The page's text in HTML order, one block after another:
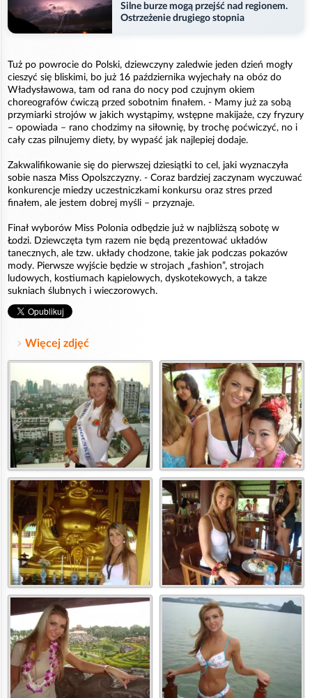
Silne burze mogą przejść nad regionem.
Ostrzeżenie drugiego stopnia
Tuż po powrocie do Polski, dziewczyny zaledwie jeden dzień mogły
cieszyć się bliskimi, bo już 16 października wyjechały na obóz do
Władysławowa, tam od rana do nocy pod czujnym okiem
choreografów ćwiczą przed sobotnim finałem. - Mamy już za sobą
przymiarki strojów w jakich wystąpimy, wstępne makijaże, czy fryzury
– opowiada – rano chodzimy na siłownię, by trochę poćwiczyć, no i
cały czas pilnujemy diety, by wypaść jak najlepiej dodaje.
Zakwalifikowanie się do pierwszej dziesiątki to cel, jaki wyznaczyła
sobie nasza Miss Opolszczyzny. - Coraz bardziej zaczynam wyczuwać
konkurencje miedzy uczestniczkami konkursu oraz stres przed
finałem, ale jestem dobrej myśli – przyznaje.
Finał wyborów Miss Polonia odbędzie już w najbliższą sobotę w
Łodzi. Dziewczęta tym razem nie będą prezentować układów
tanecznych, ale tzw. układy chodzone, takie jak podczas pokazów
mody. Pierwsze wyjście będzie w strojach „fashion”, strojach
ludowych, kostiumach kąpielowych, dyskotekowych, a takze
sukniach ślubnych i wieczorowych.
Więcej zdjęć